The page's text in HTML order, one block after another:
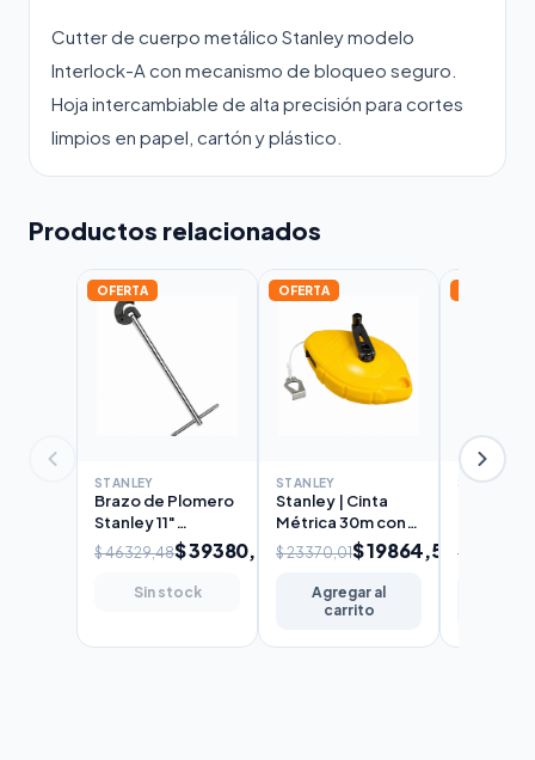
Cutter de cuerpo metálico Stanley modelo
Interlock-A con mecanismo de bloqueo seguro.
Hoja intercambiable de alta precisión para cortes
limpios en papel, cartón y plástico.
Productos relacionados
OFERTA
STANLEY
Brazo de Plomero
Stanley 11"
(279mm)
$ 46329,48$ 39380,06
Sin stock
OFERTA
STANLEY
Stanley | Cinta
Métrica 30m con
Choca
$ 23370,01$ 19864,51
Agregar al
carrito
STANLEY
$ 61120,06